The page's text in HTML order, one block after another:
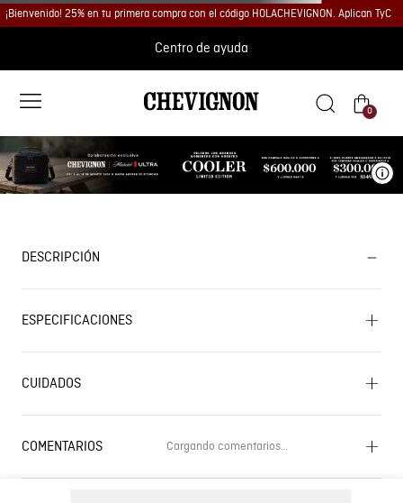
¡Bienvenido! 25% en tu primera compra con el código HOLACHEVIGNON. Aplican TyC
Centro de ayuda
0
DESCRIPCIÓN
ESPECIFICACIONES
CUIDADOS
COMENTARIOS Cargando comentarios…
Cargando el resumen…